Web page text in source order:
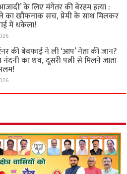
के लिए मंगेतर की बेरहम हत्या :
का खौफनाक सच, प्रेमी के साथ मिलकर
में धकेला!
की बेवफाई ने ली ‘आप’ नेता की जान?
का शव, दूसरी पत्नी से मिलने जाता